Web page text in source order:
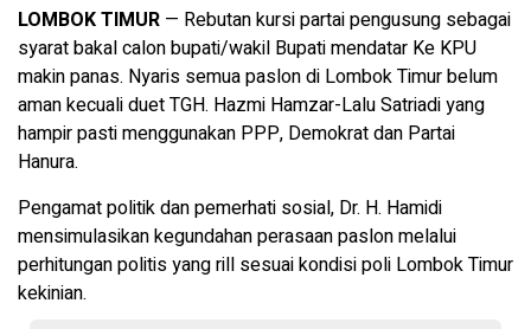
LOMBOK TIMUR — Rebutan kursi partai pengusung sebagai
syarat bakal calon bupati/wakil Bupati mendatar Ke KPU
makin panas. Nyaris semua paslon di Lombok Timur belum
aman kecuali duet TGH. Hazmi Hamzar-Lalu Satriadi yang
hampir pasti menggunakan PPP, Demokrat dan Partai
Hanura.
Pengamat politik dan pemerhati sosial, Dr. H. Hamidi
mensimulasikan kegundahan perasaan paslon melalui
perhitungan politis yang rill sesuai kondisi poli Lombok Timur
kekinian.